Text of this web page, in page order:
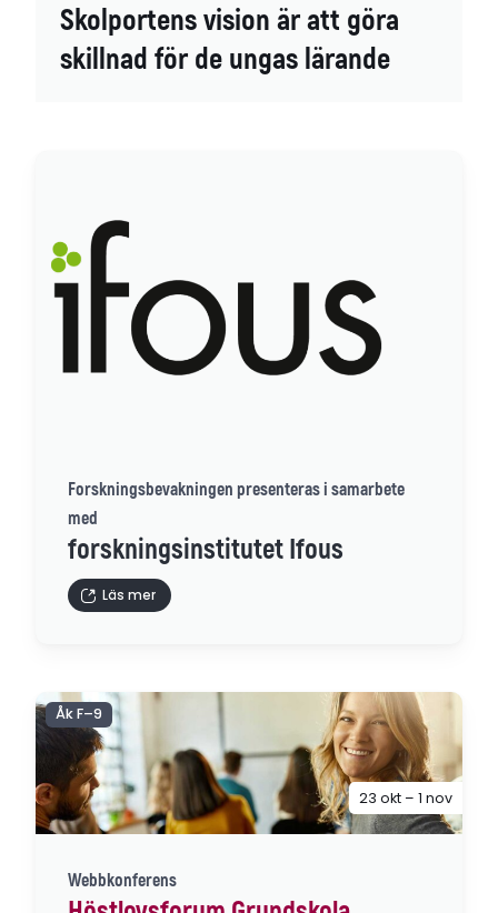
Skolportens vision är att göra
skillnad för de ungas lärande
Forskningsbevakningen presenteras i samarbete
med
forskningsinstitutet Ifous
Läs mer
Webbkonferens
Åk F–9
23 okt – 1 nov